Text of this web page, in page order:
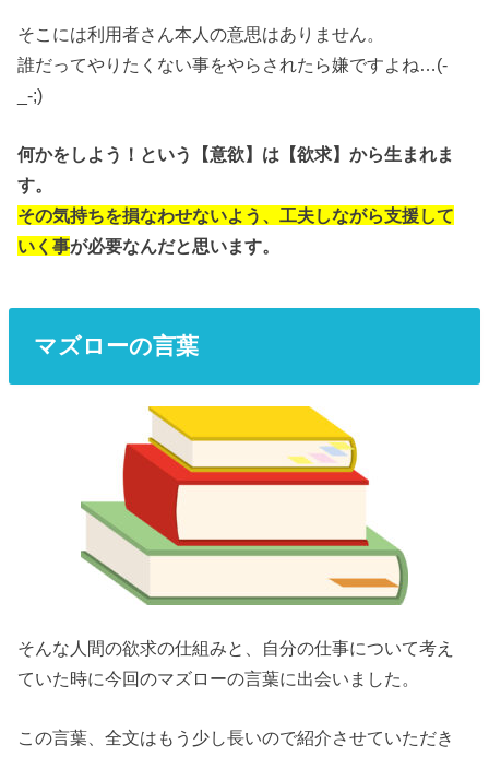
そこには利用者さん本人の意思はありません。
誰だってやりたくない事をやらされたら嫌ですよね…(-
_-;)
何かをしよう！という【意欲】は【欲求】から生まれま
す。
その気持ちを損なわせないよう、工夫しながら支援して
いく事が必要なんだと思います。
マズローの言葉
そんな人間の欲求の仕組みと、自分の仕事について考え
ていた時に今回のマズローの言葉に出会いました。
この言葉、全文はもう少し長いので紹介させていただき